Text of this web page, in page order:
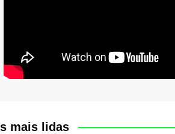
mais lidas